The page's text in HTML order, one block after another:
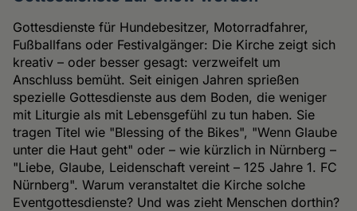
Gottesdienste für Hundebesitzer, Motorradfahrer,
Fußballfans oder Festivalgänger: Die Kirche zeigt sich
kreativ – oder besser gesagt: verzweifelt um
Anschluss bemüht. Seit einigen Jahren sprießen
spezielle Gottesdienste aus dem Boden, die weniger
mit Liturgie als mit Lebensgefühl zu tun haben. Sie
tragen Titel wie "Blessing of the Bikes", "Wenn Glaube
unter die Haut geht" oder – wie kürzlich in Nürnberg –
"Liebe, Glaube, Leidenschaft vereint – 125 Jahre 1. FC
Nürnberg". Warum veranstaltet die Kirche solche
Eventgottesdienste? Und was zieht Menschen dorthin?